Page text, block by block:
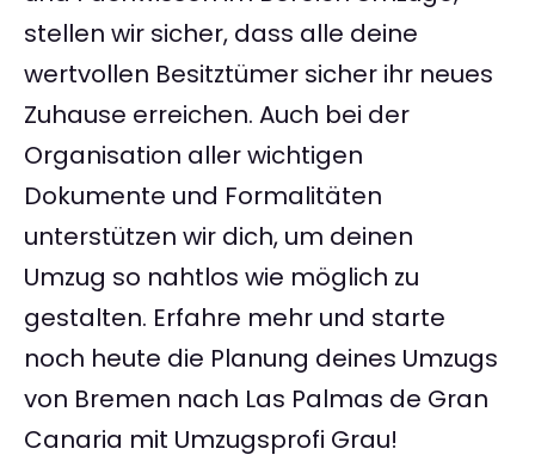
stellen wir sicher, dass alle deine
wertvollen Besitztümer sicher ihr neues
Zuhause erreichen. Auch bei der
Organisation aller wichtigen
Dokumente und Formalitäten
unterstützen wir dich, um deinen
Umzug so nahtlos wie möglich zu
gestalten. Erfahre mehr und starte
noch heute die Planung deines Umzugs
von Bremen nach Las Palmas de Gran
Canaria mit Umzugsprofi Grau!